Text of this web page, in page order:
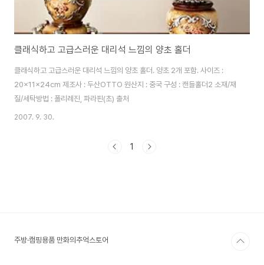
클래식하고 고급스러운 대리석 느낌의 양초 홀더
클래식하고 고급스러운 대리석 느낌의 양초 홀더. 양초 2개 포함. 사이즈 :
20x11x24cm 제조사 : 두산OTTO 원산지 : 중국 구성 : 캔들홀더2 소재/재
질/세탁방법 : 폴리레진, 파라핀(초) 출처
2007. 9. 30.
1
주방·캠핑용품 만화의추억스토어